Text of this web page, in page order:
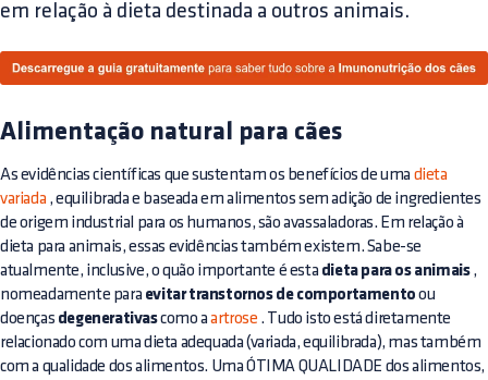
em relação à dieta destinada a outros animais.
Alimentação natural para cães
As evidências científicas que sustentam os benefícios de uma dieta
variada , equilibrada e baseada em alimentos sem adição de ingredientes
de origem industrial para os humanos, são avassaladoras. Em relação à
dieta para animais, essas evidências também existem. Sabe-se
atualmente, inclusive, o quão importante é esta dieta para os animais,
nomeadamente para evitar transtornos de comportamento ou
doenças degenerativascomo aartrose . Tudo isto está diretamente
relacionado com uma dieta adequada (variada, equilibrada), mas também
com a qualidade dos alimentos. Uma ÓTIMA QUALIDADE dos alimentos,